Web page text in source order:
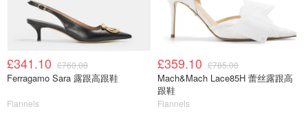
£341.10 £760.00
Ferragamo Sara 露跟高跟鞋
Flannels
£359.10 £785.00
Mach&Mach Lace85H 蕾丝露跟高
跟鞋
Flannels